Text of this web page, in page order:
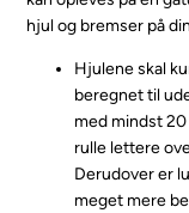
hjul og bremser på
Hjulene skal
beregnet til
med mindst
rulle lettere
Derudover er
meget mere